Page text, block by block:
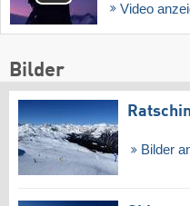
Video
Bilder
Bilder